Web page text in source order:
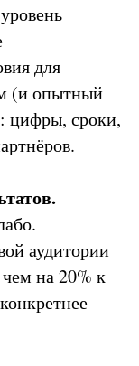
для
(и опытный
цифры, сроки,
аудитории
на 20% к
—